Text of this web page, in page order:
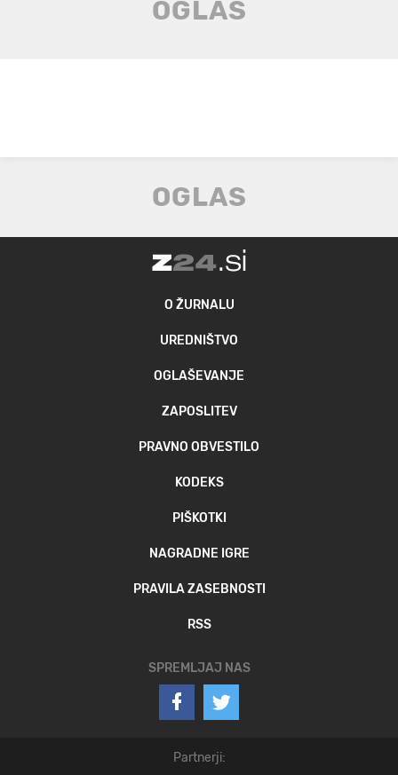
O ŽURNALU
UREDNIŠTVO
OGLAŠEVANJE
ZAPOSLITEV
PRAVNO OBVESTILO
KODEKS
PIŠKOTKI
NAGRADNE IGRE
PRAVILA ZASEBNOSTI
RSS
SPREMLJAJ NAS
Partnerji: